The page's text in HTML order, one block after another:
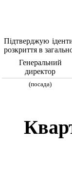
Підтверджую
розкриття в
Генеральний
директор
(посада)